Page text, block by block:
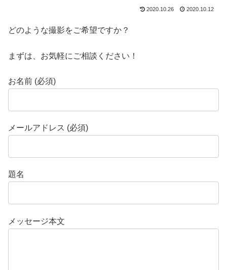
2020.10.26 2020.10.12
どのような撮影をご希望ですか？
まずは、お気軽にご相談ください！
お名前 (必須)
メールアドレス (必須)
題名
メッセージ本文